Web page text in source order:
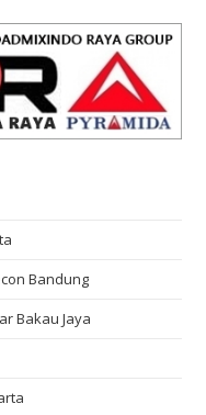
Bandung
Bakau Jaya